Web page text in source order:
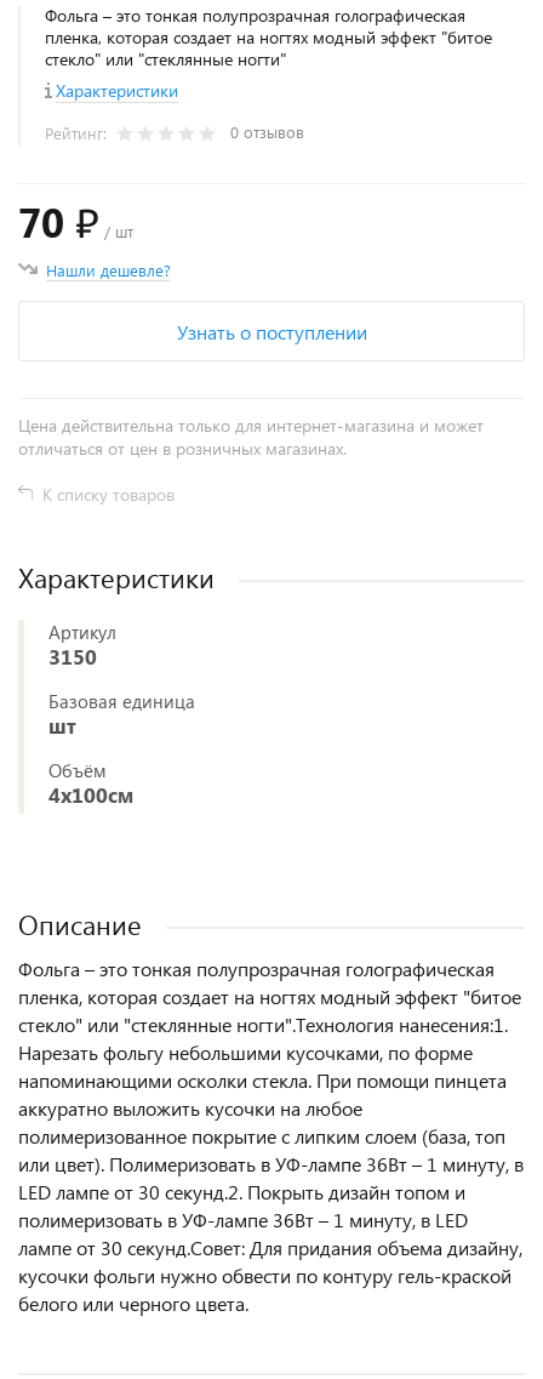
Фольга – это тонкая полупрозрачная голографическая
пленка, которая создает на ногтях модный эффект "битое
стекло" или "стеклянные ногти"
Характеристики
Рейтинг: 0 отзывов
70 ₽ / шт
Нашли дешевле?
Узнать о поступлении
Цена действительна только для интернет-магазина и может
отличаться от цен в розничных магазинах.
К списку товаров
Характеристики
Артикул
3150
Базовая единица
шт
Объём
4х100см
Описание
Фольга – это тонкая полупрозрачная голографическая
пленка, которая создает на ногтях модный эффект "битое
стекло" или "стеклянные ногти".Технология нанесения:1.
Нарезать фольгу небольшими кусочками, по форме
напоминающими осколки стекла. При помощи пинцета
аккуратно выложить кусочки на любое
полимеризованное покрытие с липким слоем (база, топ
или цвет). Полимеризовать в УФ-лампе 36Вт – 1 минуту, в
LED лампе от 30 секунд.2. Покрыть дизайн топом и
полимеризовать в УФ-лампе 36Вт – 1 минуту, в LED
лампе от 30 секунд.Совет: Для придания объема дизайну,
кусочки фольги нужно обвести по контуру гель-краской
белого или черного цвета.